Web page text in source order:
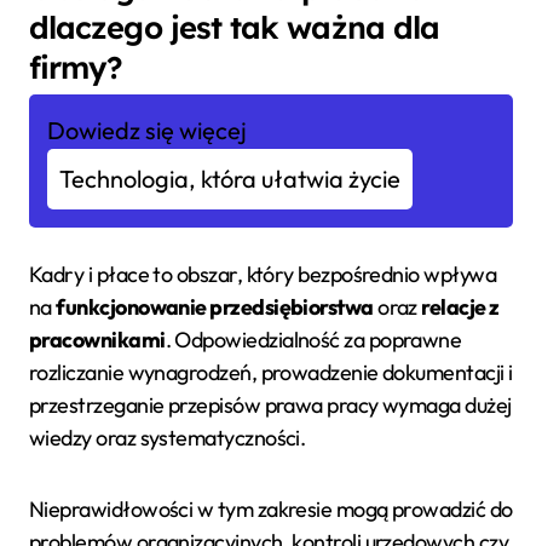
dlaczego jest tak ważna dla
firmy?
Dowiedz się więcej
Technologia, która ułatwia życie
Kadry i płace to obszar, który bezpośrednio wpływa
nafunkcjonowanie przedsiębiorstwaorazrelacje z
pracownikami. Odpowiedzialność za poprawne
rozliczanie wynagrodzeń, prowadzenie dokumentacji i
przestrzeganie przepisów prawa pracy wymaga dużej
wiedzy oraz systematyczności.
Nieprawidłowości w tym zakresie mogą prowadzić do